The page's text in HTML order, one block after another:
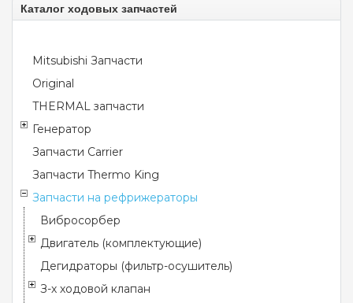
Каталог ходовых запчастей
Mitsubishi Запчасти
Original
THERMAL запчасти
Генератор
Запчасти Carrier
Запчасти Thermo King
Запчасти на рефрижераторы
Вибросорбер
Двигатель (комплектующие)
Дегидраторы (фильтр-осушитель)
З-х ходовой клапан